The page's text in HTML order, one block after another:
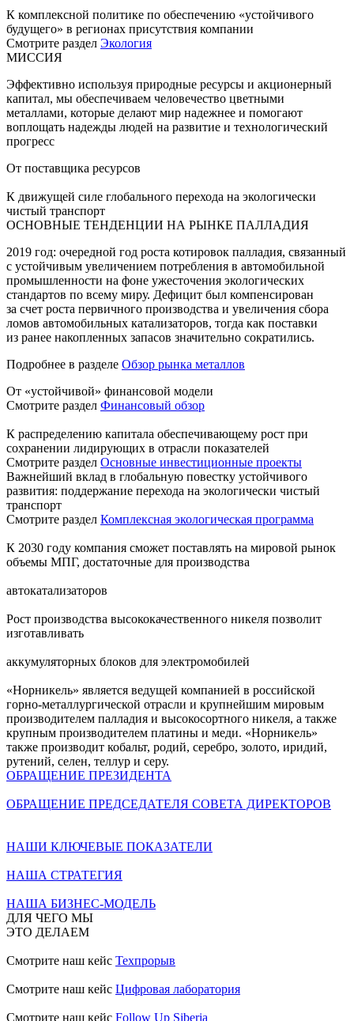
К комплексной политике по обеспечению «устойчивого
будущего» в регионах присутствия компании
Смотрите раздел Экология
МИССИЯ
Эффективно используя природные ресурсы и акционерный
капитал, мы обеспечиваем человечество цветными
металлами, которые делают мир надежнее и помогают
воплощать надежды людей на развитие и технологический
прогресс
От поставщика ресурсов
К движущей силе глобального перехода на экологически
чистый транспорт
ОСНОВНЫЕ ТЕНДЕНЦИИ НА РЫНКЕ ПАЛЛАДИЯ
2019 год: очередной год роста котировок палладия, связанный
с устойчивым увеличением потребления в автомобильной
промышленности на фоне ужесточения экологических
стандартов по всему миру. Дефицит был компенсирован
за счет роста первичного производства и увеличения сбора
ломов автомобильных катализаторов, тогда как поставки
из ранее накопленных запасов значительно сократились.
Подробнее в разделе Обзор рынка металлов
От «устойчивой» финансовой модели
Смотрите раздел Финансовый обзор
К распределению капитала обеспечивающему рост при
сохранении лидирующих в отрасли показателей
Смотрите раздел Основные инвестиционные проекты
Важнейший вклад в глобальную повестку устойчивого
развития: поддержание перехода на экологически чистый
транспорт
Смотрите раздел Комплексная экологическая программа
К 2030 году компания сможет поставлять на мировой рынок
объемы МПГ, достаточные для производства
автокатализаторов
Рост производства высококачественного никеля позволит
изготавливать
аккумуляторных блоков для электромобилей
«Норникель» является ведущей компанией в российской
горно-металлургической отрасли и крупнейшим мировым
производителем палладия и высокосортного никеля, а также
крупным производителем платины и меди. «Норникель»
также производит кобальт, родий, серебро, золото, иридий,
рутений, селен, теллур и серу.
ОБРАЩЕНИЕ ПРЕЗИДЕНТА
ОБРАЩЕНИЕ ПРЕДСЕДАТЕЛЯ СОВЕТА ДИРЕКТОРОВ
НАШИ КЛЮЧЕВЫЕ ПОКАЗАТЕЛИ
НАША СТРАТЕГИЯ
НАША БИЗНЕС-МОДЕЛЬ
ДЛЯ ЧЕГО МЫ
ЭТО ДЕЛАЕМ
Смотрите наш кейс Техпрорыв
Смотрите наш кейс Цифровая лаборатория
Смотрите наш кейс Follow Up Siberia